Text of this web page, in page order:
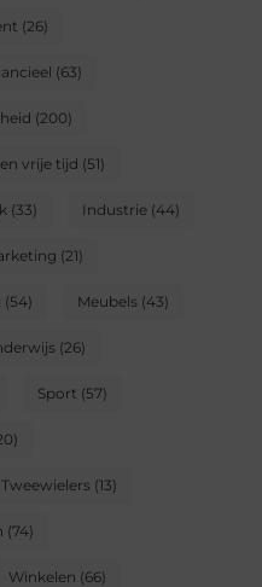
(26)
(63)
(200)
vrije tijd (51)
(33) Industrie(44)
(21)
(54) Meubels(43)
(26)
Sport (57)
Tweewielers(13)
(74)
Winkelen (66)